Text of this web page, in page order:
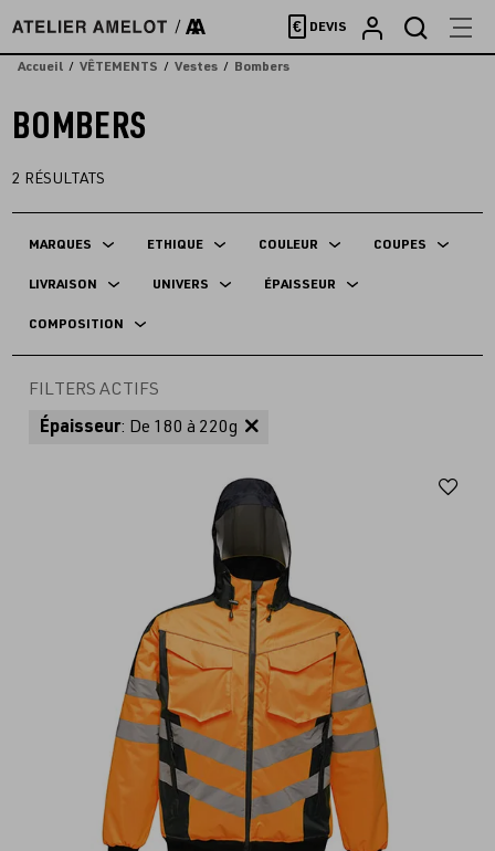
directement
au
€ DEVIS
Accueil VÊTEMENTS Vestes Bombers
BOMBERS
2 RÉSULTATS
MARQUES ETHIQUE COULEUR COUPES
LIVRAISON UNIVERS ÉPAISSEUR
COMPOSITION
FILTERS ACTIFS
Épaisseur: De 180 à 220g